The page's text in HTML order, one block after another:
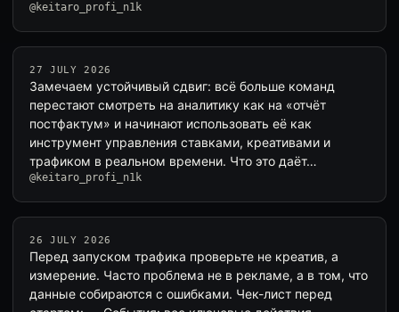
@keitaro_profi_n1k
27 JULY 2026
Замечаем устойчивый сдвиг: всё больше команд
перестают смотреть на аналитику как на «отчёт
постфактум» и начинают использовать её как
инструмент управления ставками, креативами и
трафиком в реальном времени. Что это даёт…
@keitaro_profi_n1k
26 JULY 2026
Перед запуском трафика проверьте не креатив, а
измерение. Часто проблема не в рекламе, а в том, что
данные собираются с ошибками. Чек-лист перед